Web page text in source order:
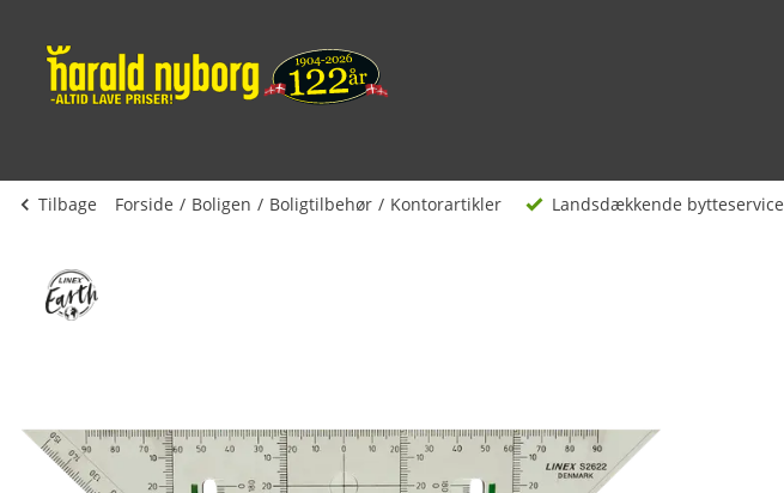
Tilbage Forside Boligen Boligtilbehør Kontorartikler Landsdækkende bytteservice